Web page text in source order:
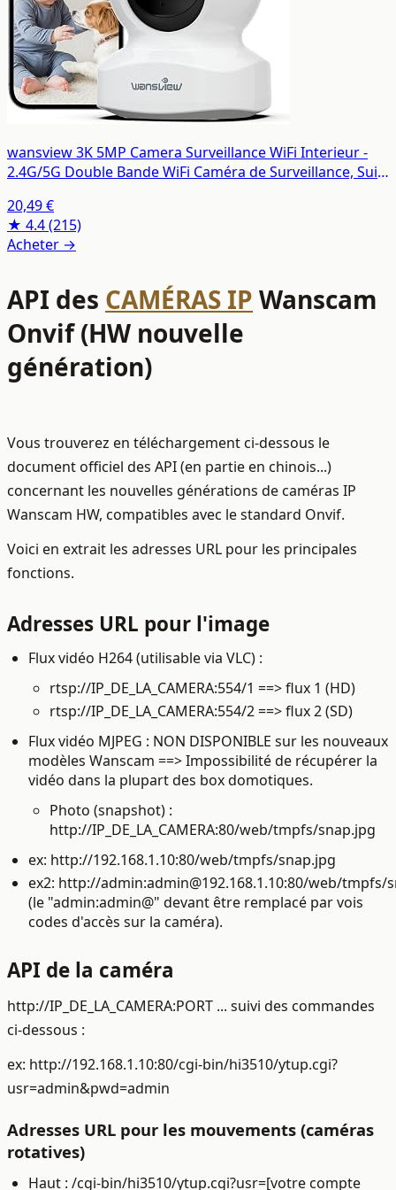
wansview 3K 5MP Camera Surveillance WiFi Interieur -
2.4G/5G Double Bande WiFi Caméra de Surveillance, Suivi
Alexa pour Bébé/Chat/Chien/Maison
20,49 €
★ 4.4(215)
Acheter →
API des CAMÉRAS IP Wanscam
Onvif (HW nouvelle
génération)
Vous trouverez en téléchargement ci-dessous le
document officiel des API (en partie en chinois...)
concernant les nouvelles générations de caméras IP
Wanscam HW, compatibles avec le standard Onvif.
Voici en extrait les adresses URL pour les principales
fonctions.
Adresses URL pour l'image
Flux vidéo H264 (utilisable via VLC) :
rtsp://IP_DE_LA_CAMERA:554/1 ==> flux 1 (HD)
rtsp://IP_DE_LA_CAMERA:554/2 ==> flux 2 (SD)
Flux vidéo MJPEG : NON DISPONIBLE sur les nouveaux
modèles Wanscam ==> Impossibilité de récupérer la
vidéo dans la plupart des box domotiques.
Photo (snapshot) :
http://IP_DE_LA_CAMERA:80/web/tmpfs/snap.jpg
ex: http://192.168.1.10:80/web/tmpfs/snap.jpg
ex2: http://admin:admin@192.168.1.10:80/web/tmpfs/
(le "admin:admin@" devant être remplacé par vois
codes d'accès sur la caméra).
API de la caméra
http://IP_DE_LA_CAMERA:PORT ... suivi des commandes
ci-dessous :
ex: http://192.168.1.10:80/cgi-bin/hi3510/ytup.cgi?
usr=admin&pwd=admin
Adresses URL pour les mouvements (caméras
rotatives)
Haut : /cgi-bin/hi3510/ytup.cgi?usr=[votre compte